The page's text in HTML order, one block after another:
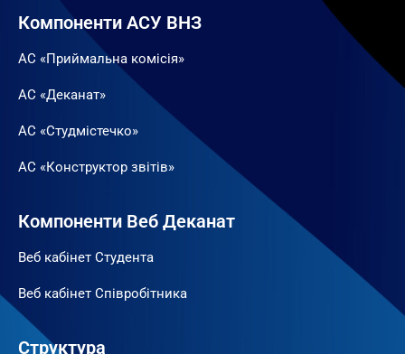
Компоненти АСУ ВНЗ
АС «Приймальна комісія»
АС «Деканат»
АС «Студмістечко»
АС «Конструктор звітів»
Компоненти Веб Деканат
Веб кабінет Студента
Веб кабінет Співробітника
Структура